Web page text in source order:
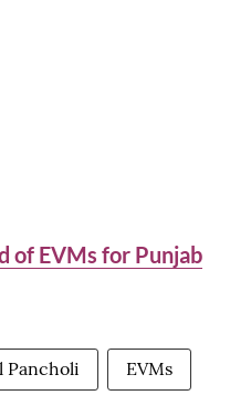
of EVMs for Punjab
Pancholi EVMs